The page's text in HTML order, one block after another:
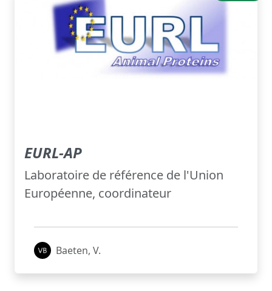
EURL-AP
Laboratoire de référence de l'Union
Européenne, coordinateur
Baeten, V.